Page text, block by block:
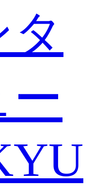
ー